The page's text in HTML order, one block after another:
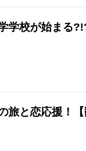
学校が始まる
旅と恋応援！【